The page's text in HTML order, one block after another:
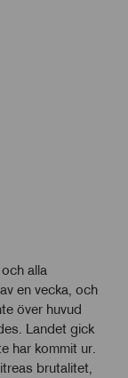
alla
en vecka, och
över huvud
Landet gick
har kommit ur.
brutalitet,